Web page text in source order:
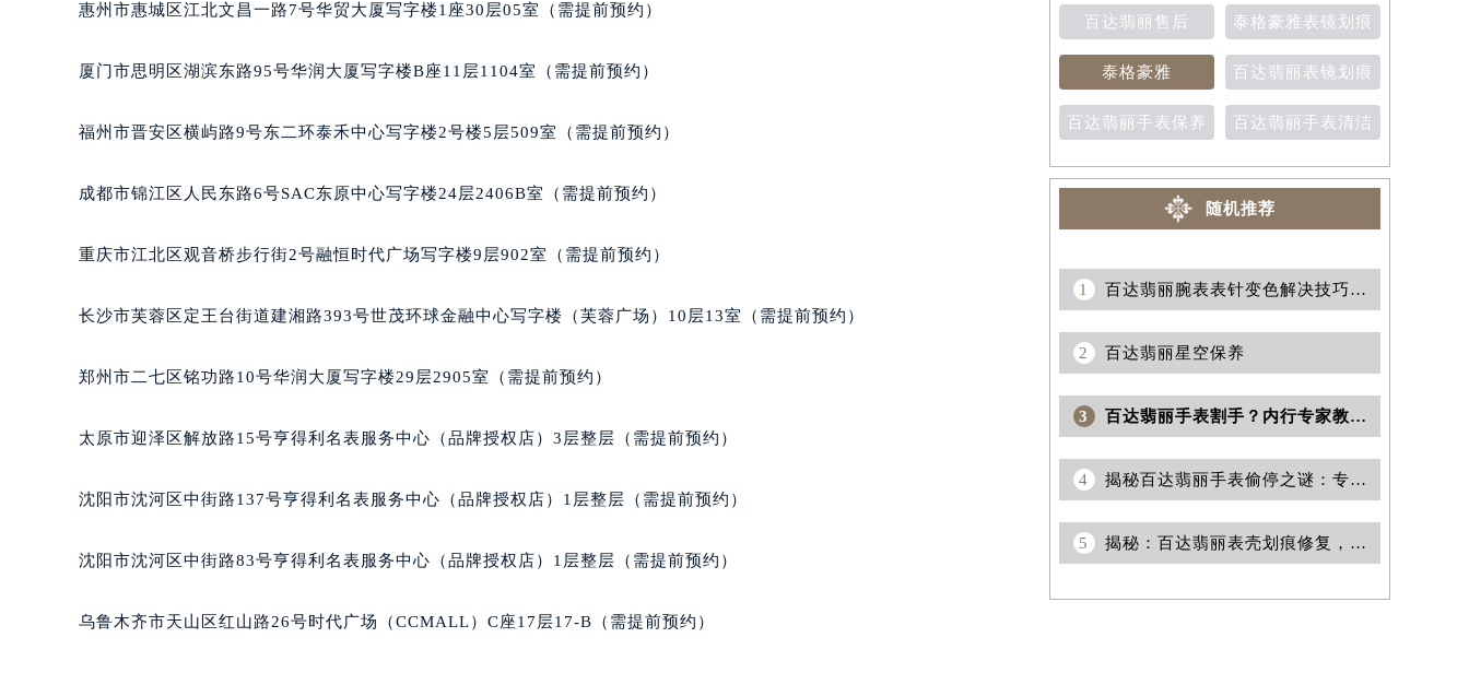
惠州市惠城区江北文昌一路7号华贸大厦写字楼1座30层05室（需提前预约）
厦门市思明区湖滨东路95号华润大厦写字楼B座11层1104室（需提前预约）
福州市晋安区横屿路9号东二环泰禾中心写字楼2号楼5层509室（需提前预约）
成都市锦江区人民东路6号SAC东原中心写字楼24层2406B室（需提前预约）
重庆市江北区观音桥步行街2号融恒时代广场写字楼9层902室（需提前预约）
长沙市芙蓉区定王台街道建湘路393号世茂环球金融中心写字楼（芙蓉广场）10层13室（需提前预约）
郑州市二七区铭功路10号华润大厦写字楼29层2905室（需提前预约）
太原市迎泽区解放路15号亨得利名表服务中心（品牌授权店）3层整层（需提前预约）
沈阳市沈河区中街路137号亨得利名表服务中心（品牌授权店）1层整层（需提前预约）
沈阳市沈河区中街路83号亨得利名表服务中心（品牌授权店）1层整层（需提前预约）
乌鲁木齐市天山区红山路26号时代广场（CCMALL）C座17层17-B（需提前预约）
百达翡丽售后 泰格豪雅表镜划痕
泰格豪雅 百达翡丽表镜划痕
百达翡丽手表保养 百达翡丽手表清洁
随机推荐
1 百达翡丽腕表表针变色解决技巧深度解析
2 百达翡丽星空保养
3 百达翡丽手表割手？内行专家教你安全有效的处理方法！
4 揭秘百达翡丽手表偷停之谜：专业处理技巧深度解析
5 揭秘：百达翡丽表壳划痕修复，五大实用技巧轻松焕新